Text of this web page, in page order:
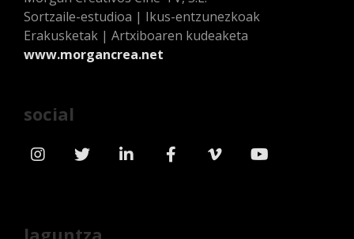
Sortzaile-estudioa | Ikus-entzunezkoak
Erakusketak | Artxiboaren kudeaketa
www.morgancrea.net
social
laguntza